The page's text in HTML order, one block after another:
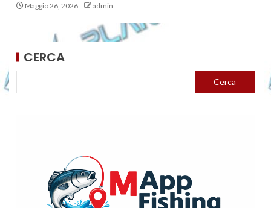
Maggio 26, 2026 admin
CERCA
Cerca